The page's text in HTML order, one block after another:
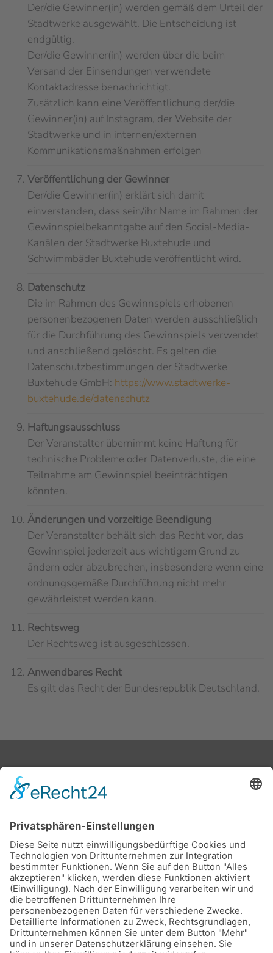
Der/die Gewinner(in) werden gemäß dem Urteil der
Stadtwerke ausgewählt. Die Entscheidung ist
endgültig.
Der/die Gewinner(in) werden über die beim
Versand der Einsendungen verwendete
Kontaktadresse benachrichtigt.
Zusätzlich kann eine Veröffentlichung der/die
Gewinner(in) auf Instagram, der Website der
Stadtwerke und in internen/externen
Kommunikationsmaßnahmen erfolgen
Veröffentlichung der Gewinner
Der/die Gewinner(in) erklärt sich damit
einverstanden, dass sein/ihr Name im Rahmen der
Gewinnspielbekanntgabe auf den Social-Media-
Kanälen der Stadtwerke Buxtehude und
Schwimmbäder Buxtehude veröffentlicht wird.
Datenschutz
Die im Rahmen des Gewinnspiels erhobenen
personenbezogenen Daten werden ausschließlich
für die Durchführung des Gewinnspiels verwendet
und anschließend gelöscht. Es gelten die
Datenschutzbestimmungen der Stadtwerke
Buxtehude GmbH: https://www.stadtwerke-
buxtehude.de/datenschutz
Haftungsausschluss
Der Veranstalter übernimmt keine Haftung für
technische Probleme oder Datenverluste, die eine
Teilnahme am Gewinnspiel beeinträchtigen
könnten.
Änderungen und vorzeitige Beendigung
Der Veranstalter behält sich das Recht vor, das
Gewinnspiel jederzeit aus wichtigem Grund zu
ändern oder abzubrechen, insbesondere wenn eine
ordnungsgemäße Durchführung nicht mehr
gewährleistet werden kann.
Rechtsweg
Der Rechtsweg ist ausgeschlossen.
Anwendbares Recht
Es gilt das Recht der Bundesrepublik Deutschland.
Stadtwerke Buxtehude GmbH, Ziegelkamp 8, 21614
Buxtehude
Karriere Downloads
Schlichtungsstelle